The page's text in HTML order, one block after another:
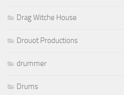
Drag Witche House
Drouot Productions
drummer
Drums